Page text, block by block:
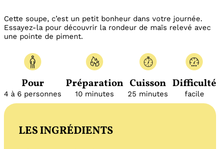
Cette soupe, c’est un petit bonheur dans votre journée.
Essayez-la pour découvrir la rondeur de maïs relevé avec
une pointe de piment.
Pour
4 à 6 personnes
Préparation
10 minutes
Cuisson
25 minutes
Difficulté
facile
LES INGRÉDIENTS